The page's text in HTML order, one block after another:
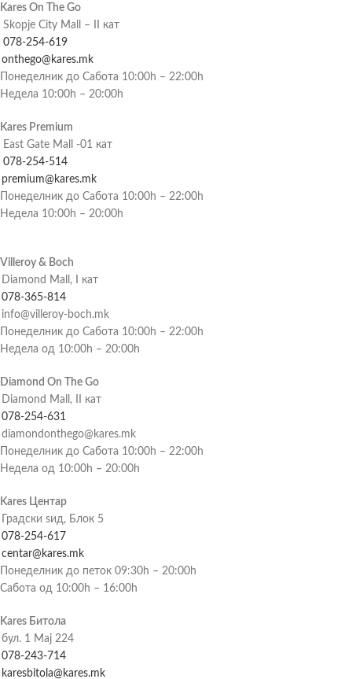
Kares On The Go
Skopje City Mall – II кат
078-254-619
onthego@kares.mk
Понеделник до Сабота 10:00h – 22:00h
Недела 10:00h – 20:00h
Kares Premium
East Gate Mall -01 кат
078-254-514
premium@kares.mk
Понеделник до Сабота 10:00h – 22:00h
Недела 10:00h – 20:00h
Villeroy & Boch
Diamond Mall, I кат
078-365-814
info@villeroy-boch.mk
Понеделник до Сабота 10:00h – 22:00h
Недела од 10:00h – 20:00h
Diamond On The Go
Diamond Mall, II кат
078-254-631
diamondonthego@kares.mk
Понеделник до Сабота 10:00h – 22:00h
Недела од 10:00h – 20:00h
Kares Центар
Градски ѕид, Блок 5
078-254-617
centar@kares.mk
Понеделник до петок 09:30h – 20:00h
Сабота од 10:00h – 16:00h
Kares Битола
бул. 1 Мај 224
078-243-714
karesbitola@kares.mk